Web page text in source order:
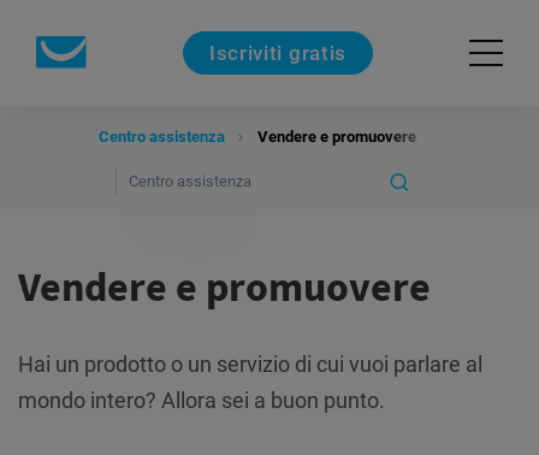
Iscriviti gratis
Centro assistenza Vendere e promuovere
Vendere e promuovere
Hai un prodotto o un servizio di cui vuoi parlare al
mondo intero? Allora sei a buon punto.